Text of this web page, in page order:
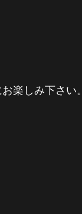
楽しみ下さい。